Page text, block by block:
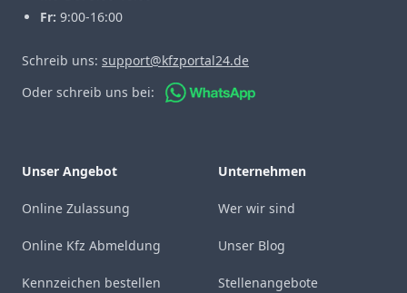
Fr: 9:00-16:00
Schreib uns: support@kfzportal24.de
Oder schreib uns bei:
Unser Angebot
Online Zulassung
Online Kfz Abmeldung
Kennzeichen bestellen
Unternehmen
Wer wir sind
Unser Blog
Stellenangebote